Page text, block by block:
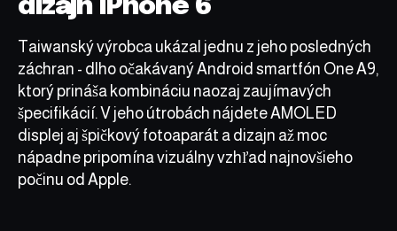
dizajn iPhone 6
Taiwanský výrobca ukázal jednu z jeho posledných
záchran - dlho očakávaný Android smartfón One A9,
ktorý prináša kombináciu naozaj zaujímavých
špecifikácií. V jeho útrobách nájdete AMOLED
displej aj špičkový fotoaparát a dizajn až moc
nápadne pripomína vizuálny vzhľad najnovšieho
počinu od Apple.